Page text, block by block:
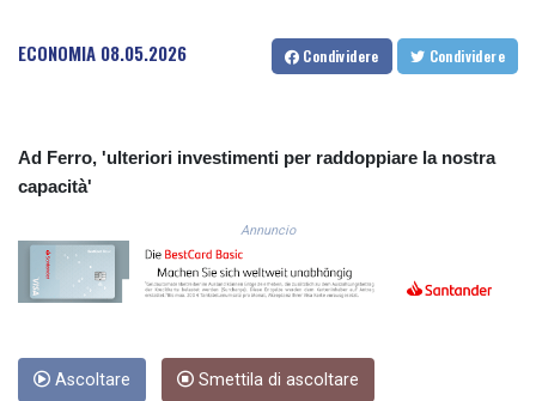
3648.921861
CRC 525.515435
CVE 110.647961
DKK 7.476127
DZD 153.688915
ETB 186.583498
FJD 2.553413
ECONOMIA 08.05.2026 Condividere Condividere
Ad Ferro, 'ulteriori investimenti per raddoppiare la nostra
capacità'
Annuncio
Ascoltare Smettila di ascoltare